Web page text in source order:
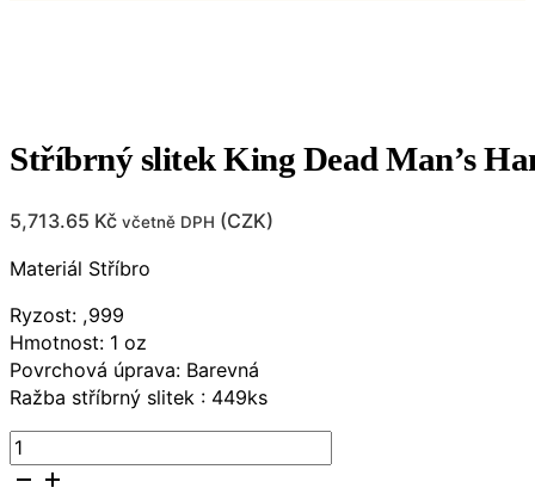
Stříbrný slitek King Dead Man’s
5,713.65 Kč včetně DPH (CZK)
Materiál Stříbro
Ryzost: ,999
Hmotnost: 1 oz
Povrchová úprava: Barevná
Ražba stříbrný slitek : 449ks
Stříbrný
slitek